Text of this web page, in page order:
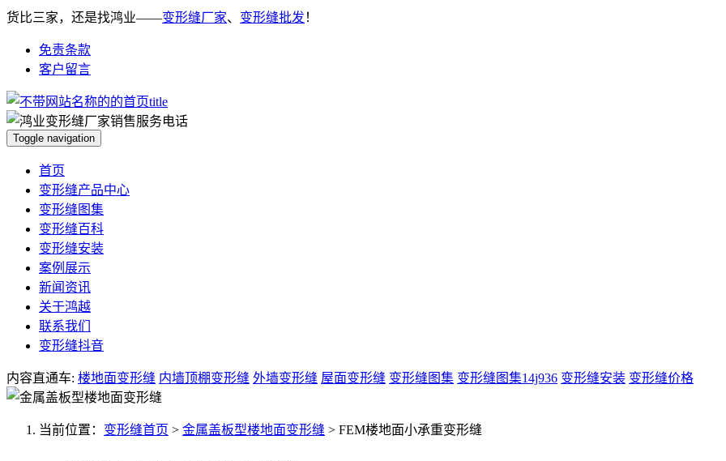
货比三家，还是找鸿业——变形缝厂家、 变形缝批发 ！
免责条款
客户留言
Toggle navigation
首页
变形缝产品中心
变形缝图集
变形缝百科
变形缝安装
案例展示
新闻资讯
关于鸿越
联系我们
变形缝抖音
内容直通车: 楼地面变形缝 内墙顶棚变形缝 外墙变形缝 屋面变形缝 变形缝图集 变形缝图集14j936 变形缝安装 变形缝价格
当前位置： 变形缝首页 > 金属盖板型楼地面变形缝 > FEM楼地面小承重变形缝